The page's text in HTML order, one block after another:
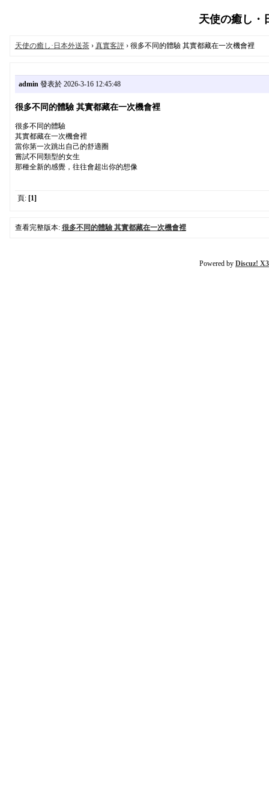
天使の癒し・
天使の癒し·日本外送茶› 真實客評› 很多不同的體驗 其實都藏在一次機會裡
admin發表於 2026-3-16 12:45:48
很多不同的體驗 其實都藏在一次機會裡
很多不同的體驗
其實都藏在一次機會裡
當你第一次跳出自己的舒適圈
嘗試不同類型的女生
那種全新的感覺，往往會超出你的想像
頁: [1]
查看完整版本: 很多不同的體驗 其實都藏在一次機會裡
Powered by Discuz!